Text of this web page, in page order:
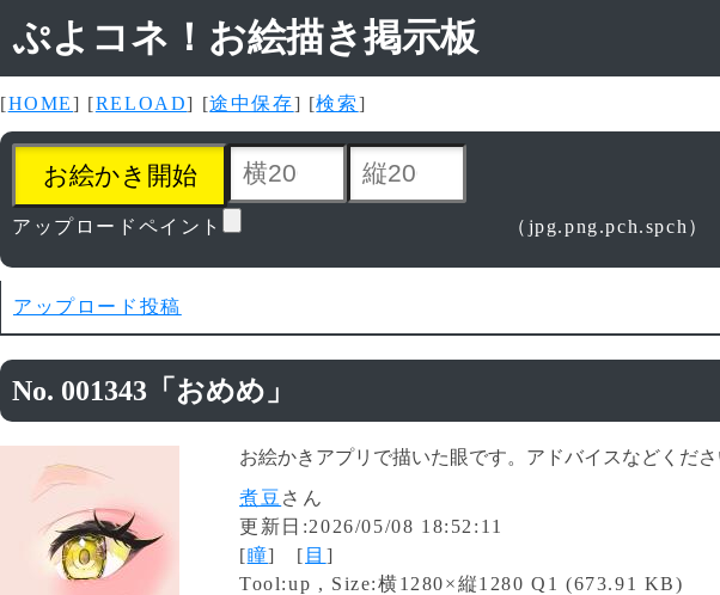
ぷよコネ！お絵描き掲示板
[HOME] [RELOAD] [途中保存] [検索]
アップロードペイント （jpg.png.pch.spch）
アップロード投稿
No. 001343「おめめ」
お絵かきアプリで描いた眼です。アドバイスなどくださ
煮豆 さん
更新日:2026/05/08 18:52:11
[瞳] [ 目 ]
Tool:up , Size:横1280×縦1280 Q1 (673.91 KB)